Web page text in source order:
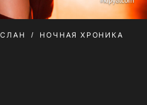
НОЧНАЯ ХРОНИКА